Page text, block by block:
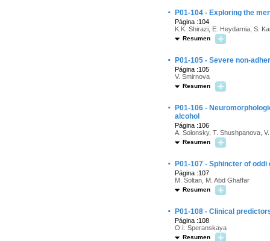
· P01-104 - Exploring the
Página :104
K.K. Shirazi, E. Heydarnia, S.
Resumen
· P01-105 - Severe non-
Página :105
V. Smirnova
Resumen
·
P01-106 -
alcohol
Página :106
A. Solonsky, T. Shushpanova,
Resumen
· P01-107 - Sphincter of
Página :107
M. Soltan, M. Abd Ghaffar
Resumen
· P01-108 - Clinical
Página :108
O.I. Speranskaya
Resumen